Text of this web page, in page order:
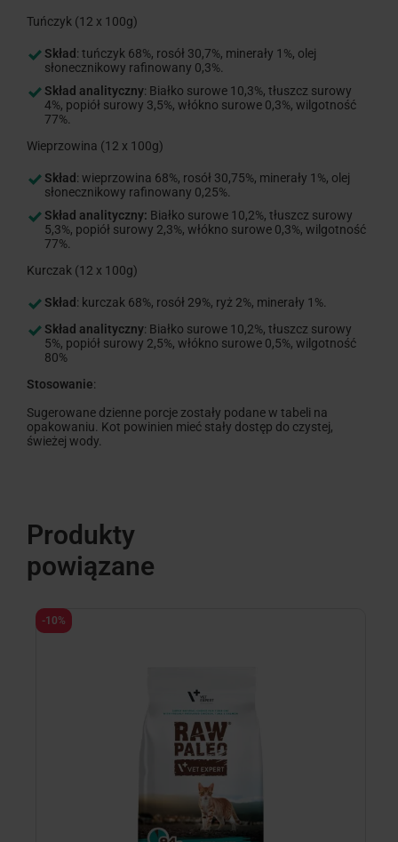
Tuńczyk (12 x 100g)
Skład : tuńczyk 68%, rosół 30,7%, minerały 1%, olej
słonecznikowy rafinowany 0,3%.
Skład analityczny: Białko surowe 10,3%, tłuszcz surowy
4%, popiół surowy 3,5%, włókno surowe 0,3%, wilgotność
77%.
Wieprzowina (12 x 100g)
Skład : wieprzowina 68%, rosół 30,75%, minerały 1%, olej
słonecznikowy rafinowany 0,25%.
Skład analityczny: Białko surowe 10,2%, tłuszcz surowy
5,3%, popiół surowy 2,3%, włókno surowe 0,3%, wilgotność
77%.
Kurczak (12 x 100g)
Skład : kurczak 68%, rosół 29%, ryż 2%, minerały 1%.
Skład analityczny: Białko surowe 10,2%, tłuszcz surowy
5%, popiół surowy 2,5%, włókno surowe 0,5%, wilgotność
80%
Stosowanie:
Sugerowane dzienne porcje zostały podane w tabeli na
opakowaniu. Kot powinien mieć stały dostęp do czystej,
świeżej wody.
Produkty
powiązane
-10%